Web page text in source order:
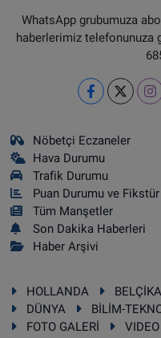
WhatsApp grubumuza
haberlerimiz telefonunuza
Nöbetçi Eczaneler
Hava Durumu
Trafik Durumu
Puan Durumu ve Fikstür
Tüm Manşetler
Son Dakika Haberleri
Haber Arşivi
HOLLANDA BELÇİKA
DÜNYA
BİLİM-
FOTO GALERİ